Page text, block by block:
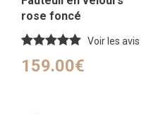
rose foncé
Voir les avis
159.00€